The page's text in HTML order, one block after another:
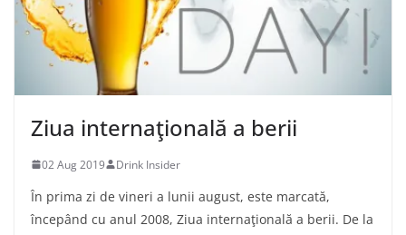
Ziua internaţională a berii
02 Aug 2019 Drink Insider
În prima zi de vineri a lunii august, este marcată,
începând cu anul 2008, Ziua internaţională a berii. De la